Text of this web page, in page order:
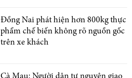
Đồng Nai phát hiện hơn 800kg thực
phẩm chế biến không rõ nguồn gốc
trên xe khách